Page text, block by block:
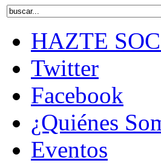
HAZTE
Twitter
Facebook
¿Quiénes
Eventos